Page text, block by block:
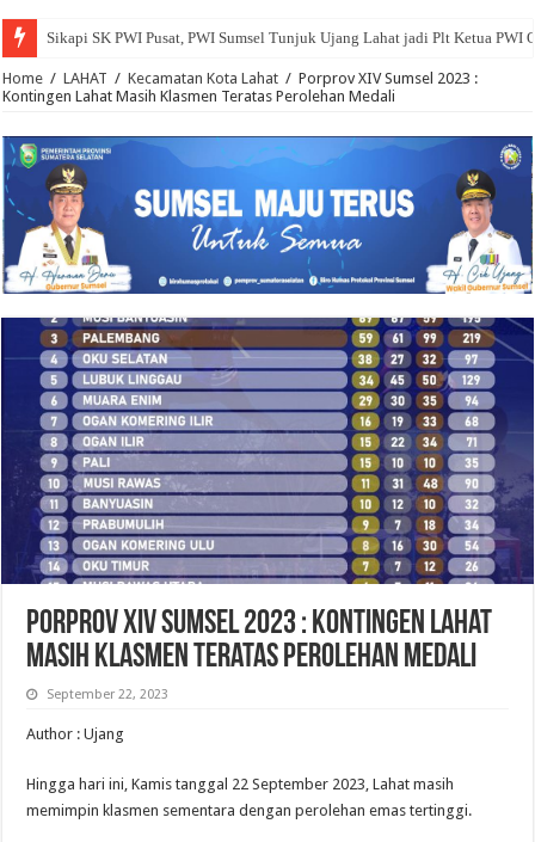
Sikapi SK PWI Pusat, PWI Sumsel Tunjuk Ujang Lahat jadi Plt Ketua PWI
Home / LAHAT / Kecamatan Kota Lahat / Porprov XIV Sumsel 2023 :
Kontingen Lahat Masih Klasmen Teratas Perolehan Medali
Porprov XIV Sumsel 2023 : Kontingen Lahat
Masih Klasmen Teratas Perolehan Medali
September 22, 2023
Author : Ujang
Hingga hari ini, Kamis tanggal 22 September 2023, Lahat masih
memimpin klasmen sementara dengan perolehan emas tertinggi.